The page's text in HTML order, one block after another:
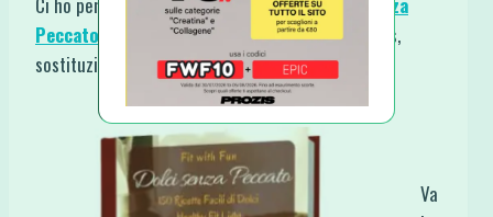
Peccato”
(150 dolci fit e light completi di macros,
sostituzioni e suggerimenti).
Va